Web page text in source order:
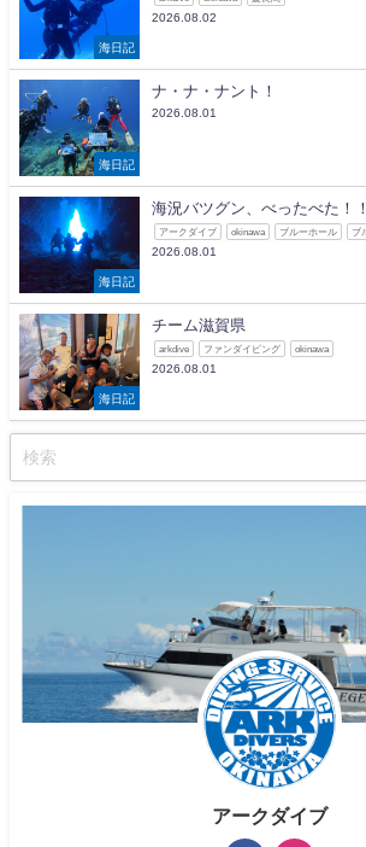
海日記
2026.08.02
海日記
ナ・ナ・ナント！
2026.08.01
海日記
海況バツグン、べったべた！
アークダイブ okinawa ブルーホール ブ
2026.08.01
海日記
チーム滋賀県
arkdive ファンダイビング okinawa
2026.08.01
アークダイブ